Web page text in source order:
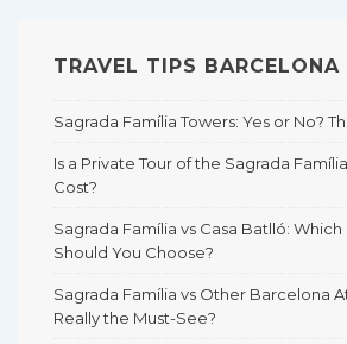
TRAVEL TIPS BARCELONA
Sagrada Família Towers: Yes or No?
Is a Private Tour of the Sagrada
Cost?
Sagrada Família vs Casa Batlló: Which
Should You Choose?
Sagrada Família vs Other Barcelona
Really the Must-See?